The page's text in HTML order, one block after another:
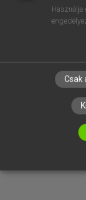
Használja
Csak